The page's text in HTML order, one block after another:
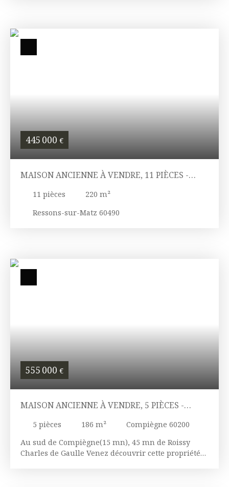
445 000 €
MAISON ANCIENNE À VENDRE, 11 PIÈCES -
11 pièces 220 m²
Ressons-sur-Matz 60490
555 000 €
MAISON ANCIENNE À VENDRE, 5 PIÈCES -
5 pièces 186 m²
Compiègne 60200
Au sud de Compiègne(15 mn), 45 mn de Roissy
Charles de Gaulle Venez découvrir cette propriété